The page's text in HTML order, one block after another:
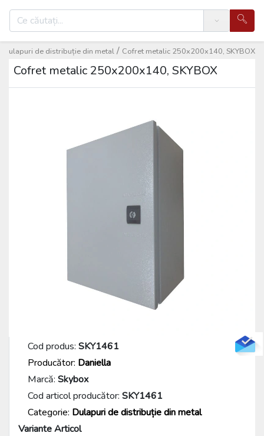
Search
Cofret metalic 250x200x140, SKYBOX
/
Dulapuri de distribuție din metal
Cofret metalic 250x200x140, SKYBOX
Cod produs: SKY1461
Producător: Daniella
Marcă: Skybox
Cod articol producător: SKY1461
Categorie: Dulapuri de distribuție din metal
Variante Articol